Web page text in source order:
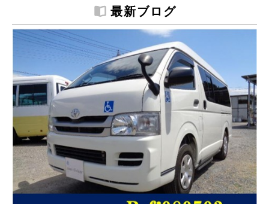
最新ブログ